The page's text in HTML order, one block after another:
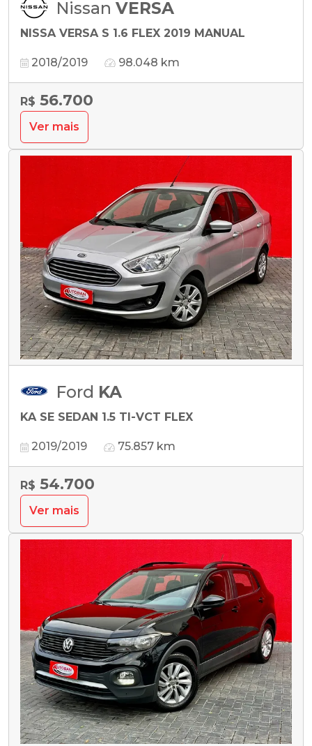
Nissan VERSA
NISSA VERSA S 1.6 FLEX 2019 MANUAL
2018/2019 98.048 km
R$ 56.700
Ver mais
Ford KA
KA SE SEDAN 1.5 TI-VCT FLEX
2019/2019 75.857 km
R$ 54.700
Ver mais